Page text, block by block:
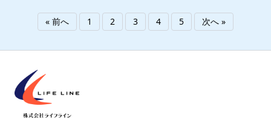
« 前へ 1 2 3 4 5 次へ »